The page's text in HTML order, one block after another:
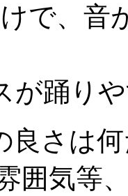
で、音
が踊り
さは
囲気等